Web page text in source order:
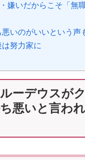
嫌いだからこそ「無
いのがいいという声
努力家に
ーデウスが
悪いと言わ